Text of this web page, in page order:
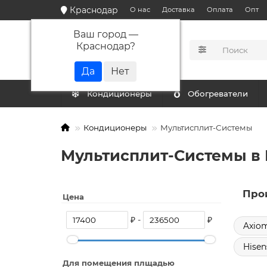
Краснодар
Ваш город —
Краснодар?
О нас Доставка Оплата Опт
КАТАЛОГ
Кондиционеры Обогреватели
Кондиционеры Мультисплит-Системы
Мультисплит-Системы в
Цена
₽ - ₽
Для помещения плщадью